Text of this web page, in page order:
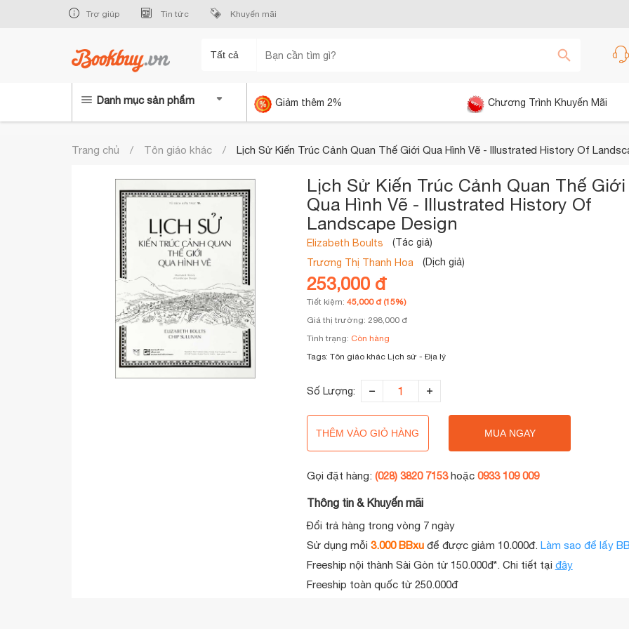
Trợ giúp Tin tức Khuyến mãi
Tất cả
Danh mục sản phẩm Giảm thêm 2% Chương Trình Khuyến Mãi
Trang chủ Tôn giáo khác Lịch Sử Kiến Trúc Cảnh Quan Thế Giới Qua Hình Vẽ - Illustrated History Of
Lịch Sử Kiến Trúc Cảnh Quan Thế Giới
Qua Hình Vẽ - Illustrated History Of
Landscape Design
Elizabeth Boults
(Tác giả)
Trương Thị Thanh Hoa
(Dịch giả)
253,000 đ
Tiết kiệm: 45,000 đ (15%)
Giá thị trường: 298,000 đ
Tình trạng: Còn hàng
Tags: Tôn giáo khác Lịch sử - Địa lý
Số Lượng:
THÊM VÀO GIỎ HÀNG MUA NGAY
Gọi đặt hàng: (028) 3820 7153hoặc 0933 109 009
Thông tin & Khuyến mãi
Đổi trả hàng trong vòng 7 ngày
Sử dụng mỗi 3.000 BBxu để được giảm 10.000đ. Làm sao để lấy
Freeship nội thành Sài Gòn từ 150.000đ*. Chi tiết tại đây
Freeship toàn quốc từ 250.000đ